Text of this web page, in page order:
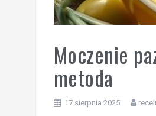
Moczenie
metoda
17 sierpnia 2025